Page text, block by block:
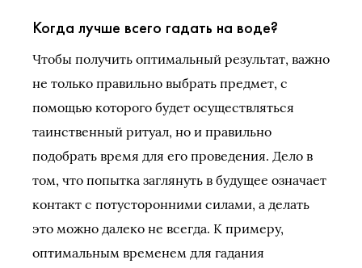
Когда лучше всего гадать на воде?
Чтобы получить оптимальный результат, важно
не только правильно выбрать предмет, с
помощью которого будет осуществляться
таинственный ритуал, но и правильно
подобрать время для его проведения. Дело в
том, что попытка заглянуть в будущее означает
контакт с потусторонними силами, а делать
это можно далеко не всегда. К примеру,
оптимальным временем для гадания